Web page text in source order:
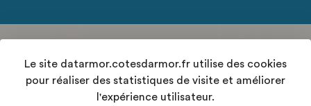
Le site datarmor.cotesdarmor.fr utilise des cookies
pour réaliser des statistiques de visite et améliorer
l'expérience utilisateur.